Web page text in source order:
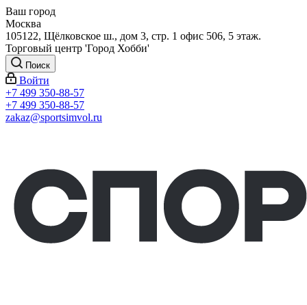
Ваш город
Москва
105122, Щёлковское ш., дом 3, стр. 1 офис 506, 5 этаж.
Торговый центр 'Город Хобби'
Поиск
Войти
+7 499 350-88-57
+7 499 350-88-57
zakaz@sportsimvol.ru